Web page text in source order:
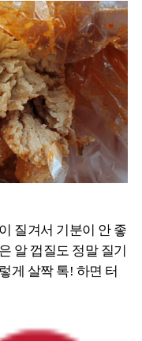
질겨서 기분이 안 좋
알 껍질도 정말 질기
게 살짝 톡! 하면 터